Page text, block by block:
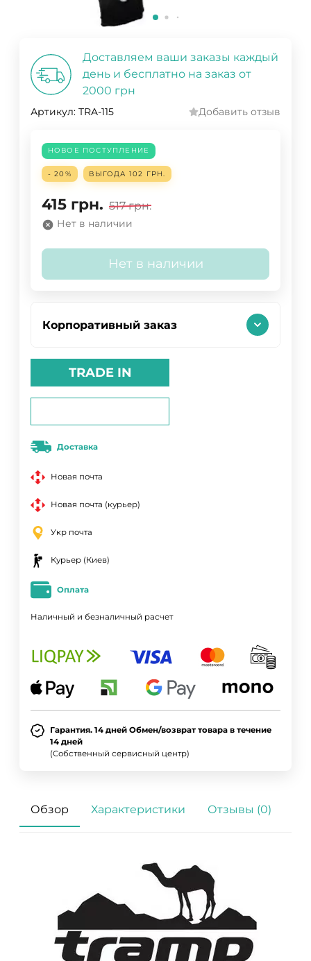
Доставляем ваши заказы каждый
день и бесплатно на заказ от
2000 грн
Артикул: TRA-115 Добавить отзыв
НОВОЕ ПОСТУПЛЕНИЕ
- 20% ВЫГОДА 102 ГРН.
415 грн. 517 грн.
Нет в наличии
Нет в наличии
Корпоративный заказ
TRADE IN
Доставка
Новая почта
Новая почта (курьер)
Укр почта
Курьер (Киев)
Оплата
Наличный и безналичный расчет
Гарантия. 14 дней Обмен/возврат товара в течение
14 дней
(Собственный сервисный центр)
Обзор Характеристики Отзывы (0)
НЕТ